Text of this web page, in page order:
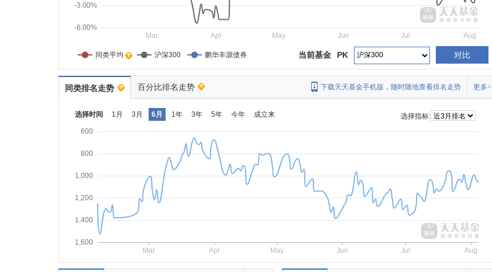
-6.00%
-3.00%
Mar Apr May Jun Jul Aug
同类平均 沪深300 鹏华丰源债券 对比
PK
当前基金
同类排名走势 百分比排名走势 更多>
下载天天基金手机版，随时随地查看排名走势
选择时间 1月 3月 6月 1年 3年 5年 今年 成立来
选择指标:
600
800
1,000
1,200
1,400
1,600
Mar
Apr May Jun Jul Aug